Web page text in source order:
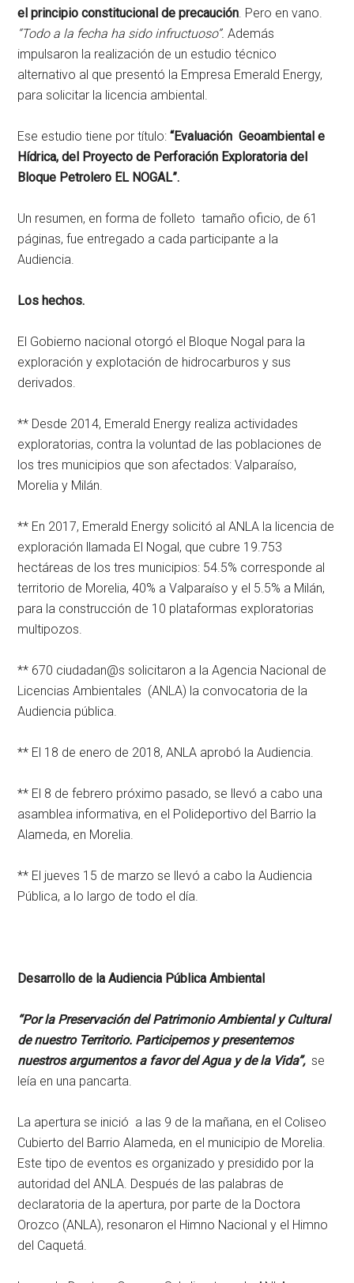
el principio constitucional de precaución . Pero en vano.
“Todo a la fecha ha sido infructuoso”. Además
impulsaron la realización de un estudio técnico
alternativo al que presentó la Empresa Emerald Energy,
para solicitar la licencia ambiental.
Ese estudio tiene por título:“Evaluación Geoambiental e
Hídrica, del Proyecto de Perforación Exploratoria del
Bloque Petrolero EL NOGAL”.
Un resumen, en forma de folleto tamaño oficio, de 61
páginas, fue entregado a cada participante a la
Audiencia.
Los hechos.
El Gobierno nacional otorgó el Bloque Nogal para la
exploración y explotación de hidrocarburos y sus
derivados.
** Desde 2014, Emerald Energy realiza actividades
exploratorias, contra la voluntad de las poblaciones de
los tres municipios que son afectados: Valparaíso,
Morelia y Milán.
** En 2017, Emerald Energy solicitó al ANLA la licencia de
exploración llamada El Nogal, que cubre 19.753
hectáreas de los tres municipios: 54.5% corresponde al
territorio de Morelia, 40% a Valparaíso y el 5.5% a Milán,
para la construcción de 10 plataformas exploratorias
multipozos.
** 670 ciudadan@s solicitaron a la Agencia Nacional de
Licencias Ambientales (ANLA) la convocatoria de la
Audiencia pública.
** El 18 de enero de 2018, ANLA aprobó la Audiencia.
** El 8 de febrero próximo pasado, se llevó a cabo una
asamblea informativa, en el Polideportivo del Barrio la
Alameda, en Morelia.
** El jueves 15 de marzo se llevó a cabo la Audiencia
Pública, a lo largo de todo el día.
Desarrollo de la Audiencia Pública Ambiental
“Por la Preservación del Patrimonio Ambiental y Cultural
de nuestro Territorio. Participemos y presentemos
nuestros argumentos a favor del Agua y de la Vida”, se
leía en una pancarta.
La apertura se inició a las 9 de la mañana, en el Coliseo
Cubierto del Barrio Alameda, en el municipio de Morelia.
Este tipo de eventos es organizado y presidido por la
autoridad del ANLA. Después de las palabras de
declaratoria de la apertura, por parte de la Doctora
Orozco (ANLA), resonaron el Himno Nacional y el Himno
del Caquetá.